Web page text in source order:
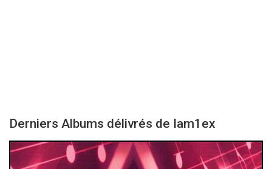
Derniers Albums délivrés de Iam1ex